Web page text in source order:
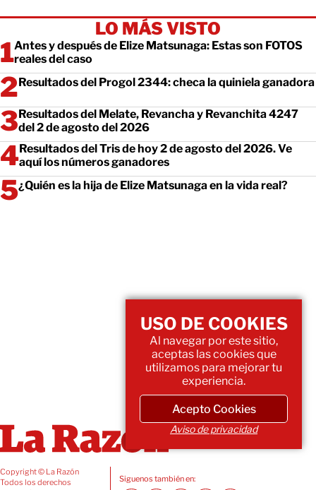
LO MÁS VISTO
Antes y después de Elize Matsunaga: Estas son FOTOS
reales del caso
Resultados del Progol 2344: checa la quiniela ganadora
Resultados del Melate, Revancha y Revanchita 4247
del 2 de agosto del 2026
Resultados del Tris de hoy 2 de agosto del 2026. Ve
aquí los números ganadores
¿Quién es la hija de Elize Matsunaga en la vida real?
Copyright © La Razón
Todos los derechos
Siguenos también en:
USO DE COOKIES
Al navegar por este sitio,
aceptas las cookies que
utilizamos para mejorar tu
experiencia.
Acepto Cookies
Aviso de privacidad